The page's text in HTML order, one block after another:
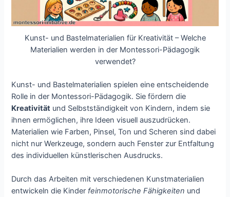
Kunst- und Bastelmaterialien für Kreativität – Welche
Materialien werden in der Montessori-Pädagogik
verwendet?
Kunst- und Bastelmaterialien spielen eine entscheidende
Rolle in der Montessori-Pädagogik. Sie fördern die
Kreativität und Selbstständigkeit von Kindern, indem sie
ihnen ermöglichen, ihre Ideen visuell auszudrücken.
Materialien wie Farben, Pinsel, Ton und Scheren sind dabei
nicht nur Werkzeuge, sondern auch Fenster zur Entfaltung
des individuellen künstlerischen Ausdrucks.
Durch das Arbeiten mit verschiedenen Kunstmaterialien
entwickeln die Kinder feinmotorische Fähigkeiten und